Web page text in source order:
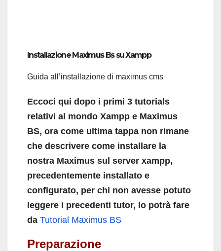
Installazione Maximus Bs su Xampp
Guida all’installazione di maximus cms
Eccoci qui dopo i primi 3 tutorials
relativi al mondo Xampp e Maximus
BS, ora come ultima tappa non rimane
che descrivere come installare la
nostra Maximus sul server xampp,
precedentemente installato e
configurato, per chi non avesse potuto
leggere i precedenti tutor, lo potrà fare
da Tutorial Maximus BS
Preparazione